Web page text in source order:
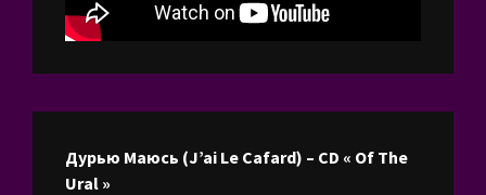
Дурью Маюсь (J’ai Le Cafard) – CD « Of The
Ural »